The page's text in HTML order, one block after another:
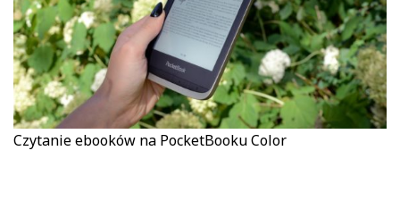
Czytanie ebooków na PocketBooku Color